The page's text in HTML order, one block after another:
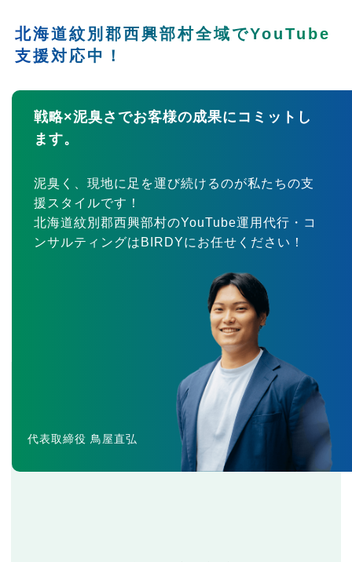
北海道紋別郡西興部村全域でYouTube
支援対応中！
戦略×泥臭さでお客様の成果にコミットし
ます。
泥臭く、現地に足を運び続けるのが私たちの支
援スタイルです！
北海道紋別郡西興部村のYouTube運用代行・コ
ンサルティングはBIRDYにお任せください！
代表取締役 鳥屋直弘